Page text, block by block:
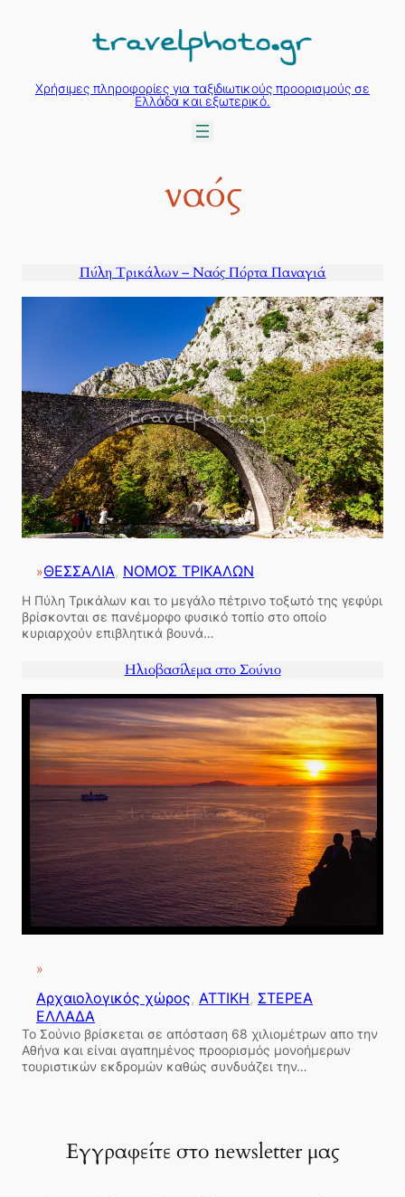
περιεχόμενο
Χρήσιμες πληροφορίες για ταξιδιωτικούς προορισμούς σε
Ελλάδα και εξωτερικό.
ναός
Πύλη Τρικάλων – Nαός Πόρτα Παναγιά
»ΘΕΣΣΑΛΙΑ, ΝΟΜΟΣ ΤΡΙΚΑΛΩΝ
Η Πύλη Τρικάλων και το μεγάλο πέτρινο τοξωτό της γεφύρι
βρίσκονται σε πανέμορφο φυσικό τοπίο στο οποίο
κυριαρχούν επιβλητικά βουνά…
Ηλιοβασίλεμα στο Σούνιο
»
Αρχαιολογικός χώρος, ΑΤΤΙΚΗ, ΣΤΕΡΕΑ
ΕΛΛΑΔΑ
Το Σούνιο βρίσκεται σε απόσταση 68 χιλιομέτρων απο την
Αθήνα και είναι αγαπημένος προορισμός μονοήμερων
τουριστικών εκδρομών καθώς συνδυάζει την…
Εγγραφείτε στο newsletter μας